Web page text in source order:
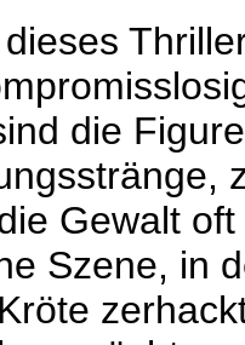
die
Gewalt
Szene, in